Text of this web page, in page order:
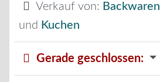
Verkauf von: Backwaren
und Kuchen
Gerade geschlossen: